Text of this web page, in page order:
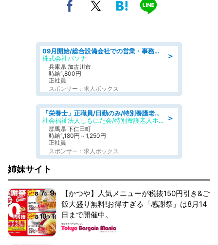
＞
09月開始/総合設備会社での営業・事務のお仕事/車通勤可/賞与あり/営業/営業事務
株式会社パソナ
兵庫県 加古川市
時給1,800円
正社員
スポンサー：求人ボックス
＞
「栄養士」正職員/日勤のみ/特別養護老人ホーム
社会福祉法人しもにた会/特別養護老人ホーム かぶらの里
群馬県 下仁田町
時給1,180円～1,250円
正社員
スポンサー：求人ボックス
姉妹サイト
【かつや】人気メニューが税抜150円引き&ご
飯大盛り無料!お得すぎる「感謝祭」は8月14
日まで開催中。